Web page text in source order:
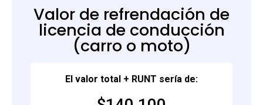
Valor de refrendación de
licencia de conducción
(carro o moto)
El valor total + RUNT sería de: